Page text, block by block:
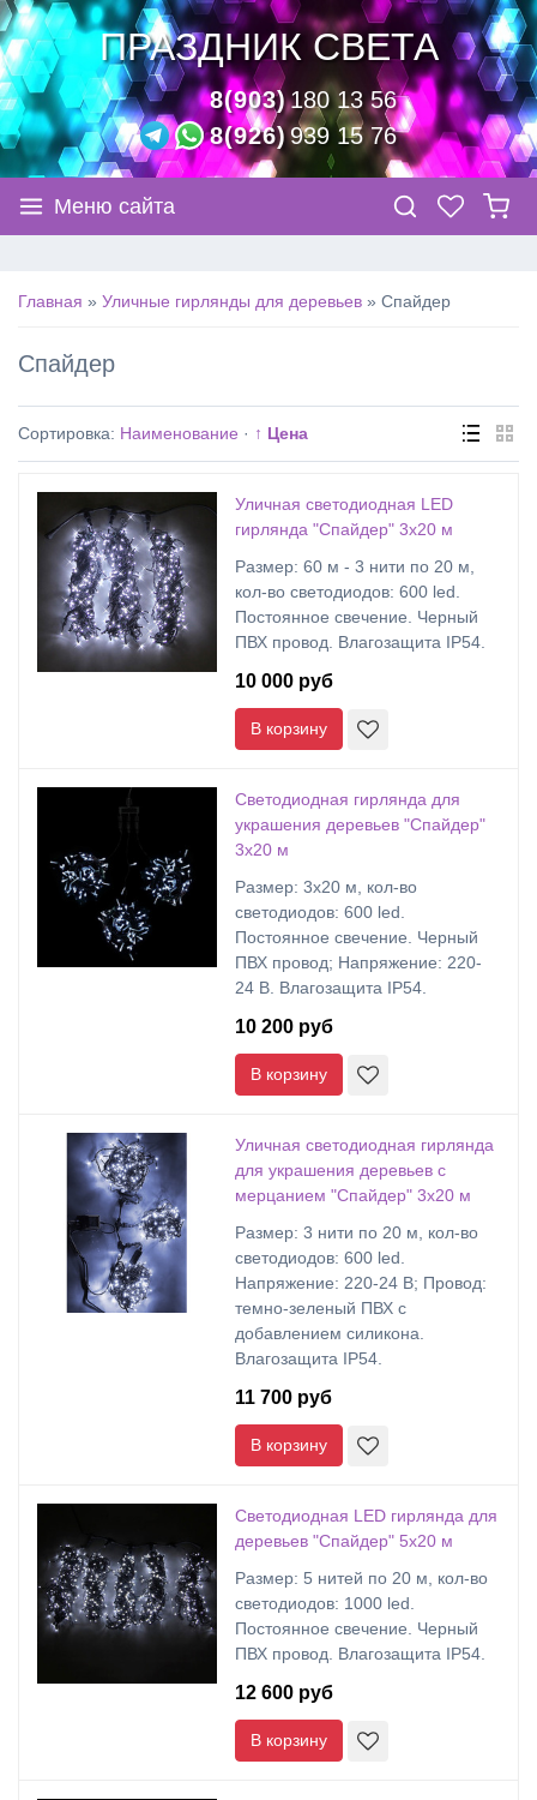
ПРАЗДНИК СВЕТА
8(903)180 13 56
8(926)939 15 76
Меню сайта
Главная » Уличные гирлянды для деревьев » Спайдер
Спайдер
Сортировка: Наименование · ↑ Цена
Уличная светодиодная LED
гирлянда "Спайдер" 3х20 м
Размер: 60 м - 3 нити по 20 м,
кол-во светодиодов: 600 led.
Постоянное свечение. Черный
ПВХ провод. Влагозащита IP54.
10 000 руб
В корзину
Светодиодная гирлянда для
украшения деревьев "Спайдер"
3х20 м
Размер: 3х20 м, кол-во
светодиодов: 600 led.
Постоянное свечение. Черный
ПВХ провод; Напряжение: 220-
24 В. Влагозащита IP54.
10 200 руб
В корзину
Уличная светодиодная гирлянда
для украшения деревьев с
мерцанием "Спайдер" 3х20 м
Размер: 3 нити по 20 м, кол-во
светодиодов: 600 led.
Напряжение: 220-24 В; Провод:
темно-зеленый ПВХ с
добавлением силикона.
Влагозащита IP54.
11 700 руб
В корзину
Светодиодная LED гирлянда для
деревьев "Спайдер" 5х20 м
Размер: 5 нитей по 20 м, кол-во
светодиодов: 1000 led.
Постоянное свечение. Черный
ПВХ провод. Влагозащита IP54.
12 600 руб
В корзину